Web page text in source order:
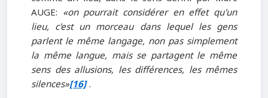
AUGE: «on pourrait considérer en effet qu'un
lieu, c'est un morceau dans lequel les gens
parlent le même langage, non pas simplement
la même langue, mais se partagent le même
sens des allusions, les différences, les mêmes
silences»[16].